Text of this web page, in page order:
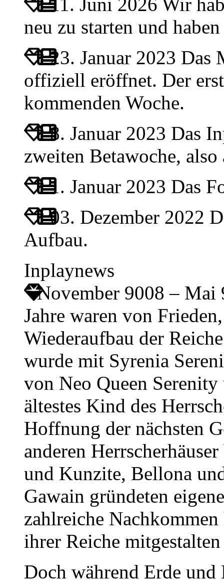
neu zu starten und
23. Januar 2023 Das
offiziell eröffnet. Der
kommenden Woche.
8. Januar 2023 Das
zweiten Betawoche, also
1. Januar 2023 Das
03. Dezember 2022
Aufbau.
Inplaynews
November 9008 – Mai
Jahre waren von
Wiederaufbau der
wurde mit Syrenia
von Neo Queen
ältestes Kind des
Hoffnung der nächsten
anderen
und Kunzite, Bellona
Gawain gründeten
zahlreiche
ihrer Reiche
Doch während Erde